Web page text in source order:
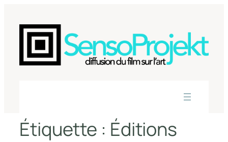
contenu
Étiquette : Éditions